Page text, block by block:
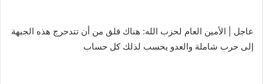
عاجل | الأمين العام لحزب الله: هناك قلق من أن تتدحرج هذه الجبهة
إلى حرب شاملة والعدو يحسب لذلك كل حساب